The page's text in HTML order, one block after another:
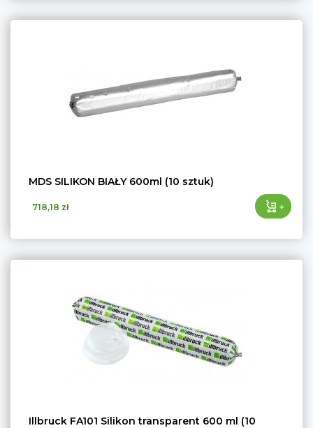
MDS SILIKON BIAŁY 600ml (10 sztuk)
718,18 zł +
Illbruck FA101 Silikon transparent 600 ml (10